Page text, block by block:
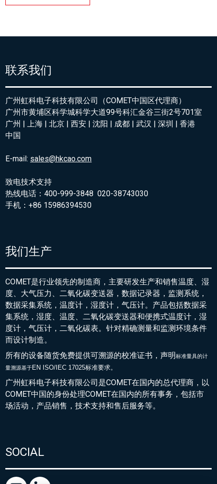
联系我们
广州虹科电子科技有限公司（COMET中国区代理商）
广州市黄埔区科学城科学大道99号科汇金谷三街2号701室
广州 | 上海 | 北京 | 西安 | 沈阳 | 成都 | 武汉 | 深圳 | 香港
中国
E-mail: sales@hkcao.com
致电技术支持
热线电话：400-999-3848 020-38743030
手机：+86 15986394530
我们生产
COMET是行业领先的制造商，主要研发生产和销售温度、湿
度、大气压力、二氧化碳变送器，数据记录器，监测系统，
数据采集系统，温度计，湿度计，气压计。产品包括数据采
集系统，湿度、温度、二氧化碳变送器和便携式温度计，湿
度计，气压计，二氧化碳表。针对精确测量和监测环境条件
而设计制造。
所有的设备随货免费提供可溯源的校准证书，声明标准量具的计
量溯源基于EN ISO/IEC 17025标准要求。
广州虹科电子科技有限公司是COMET在国内的总代理商，以
COMET中国的身份处理COMET在国内的所有事务，包括市
场活动，产品销售，技术支持和售后服务等。
SOCIAL